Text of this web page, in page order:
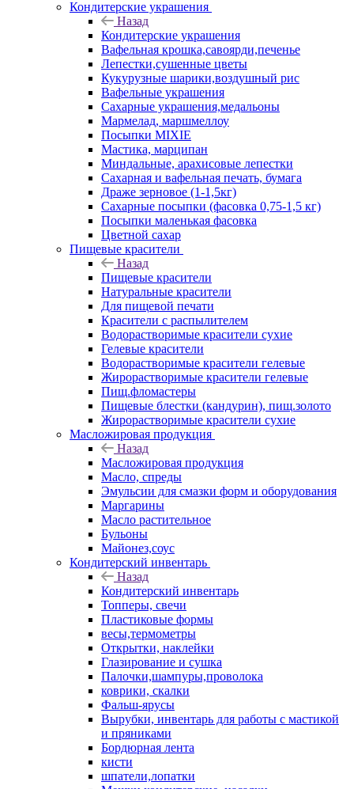
Кондитерские украшения
Назад
Кондитерские украшения
Вафельная крошка,савоярди,печенье
Лепестки,сушенные цветы
Кукурузные шарики,воздушный рис
Вафельные украшения
Сахарные украшения,медальоны
Мармелад, маршмеллоу
Посыпки MIXIE
Мастика, марципан
Миндальные, арахисовые лепестки
Сахарная и вафельная печать, бумага
Драже зерновое (1-1,5кг)
Сахарные посыпки (фасовка 0,75-1,5 кг)
Посыпки маленькая фасовка
Цветной сахар
Пищевые красители
Назад
Пищевые красители
Натуральные красители
Для пищевой печати
Красители с распылителем
Водорастворимые красители сухие
Гелевые красители
Водорастворимые красители гелевые
Жирорастворимые красители гелевые
Пищ.фломастеры
Пищевые блестки (кандурин), пищ.золото
Жирорастворимые красители сухие
Масложировая продукция
Назад
Масложировая продукция
Масло, спреды
Эмульсии для смазки форм и оборудования
Маргарины
Масло растительное
Бульоны
Майонез,соус
Кондитерский инвентарь
Назад
Кондитерский инвентарь
Топперы, свечи
Пластиковые формы
весы,термометры
Открытки, наклейки
Глазирование и сушка
Палочки,шампуры,проволока
коврики, скалки
Фальш-ярусы
Вырубки, инвентарь для работы с мастикой
и пряниками
Бордюрная лента
кисти
шпатели,лопатки